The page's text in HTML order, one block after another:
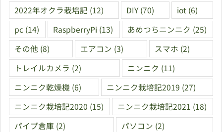
2022年オクラ栽培記 (12) DIY (70) iot (6)
pc (14) RaspberryPi (13) あめつちニンニク (25)
その他 (8) エアコン (3) スマホ (2)
トレイルカメラ (2) ニンニク (11)
ニンニク乾燥機 (6) ニンニク栽培記2019 (27)
ニンニク栽培記2020 (15) ニンニク栽培記2021 (18)
パイプ倉庫 (2) パソコン (2)